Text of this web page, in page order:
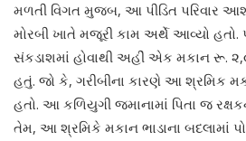
મળતી વિગત મુજબ, આ પીડિત પરિવાર
મોરબી ખાતે મજૂરી કામ અર્થે આવ્યો હતો.
સંકડાશમાં હોવાથી અહીં એક મકાન રૂ.
હતું. જો કે, ગરીબીના કારણે આ શ્રમિક
હતો. આ કળિયુગી જમાનામાં પિતા જ
તેમ, આ શ્રમિકે મકાન ભાડાના બદલામાં